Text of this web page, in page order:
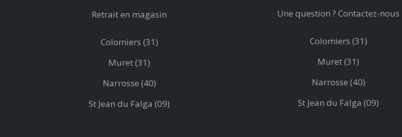
Retrait en magasin
Colomiers (31)
Muret (31)
Narrosse (40)
St Jean du Falga (09)
Une question ? Contactez-nous
Colomiers (31)
Muret (31)
Narrosse (40)
St Jean du Falga (09)